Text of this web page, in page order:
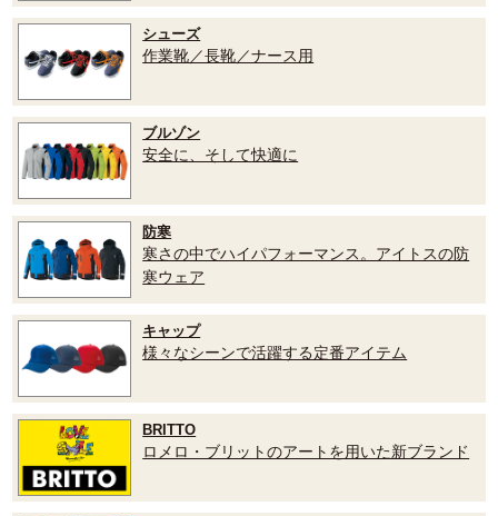
シューズ
作業靴／長靴／ナース用
ブルゾン
安全に、そして快適に
防寒
寒さの中でハイパフォーマンス。アイトスの防
寒ウェア
キャップ
様々なシーンで活躍する定番アイテム
BRITTO
ロメロ・ブリットのアートを用いた新ブランド